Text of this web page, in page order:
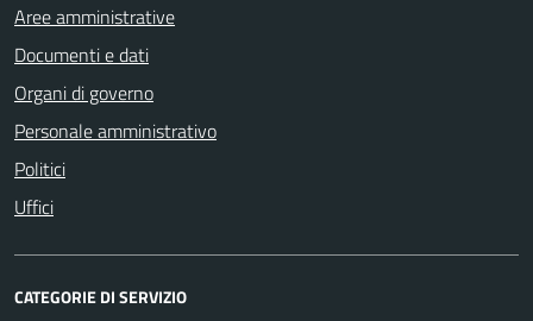
Aree amministrative
Documenti e dati
Organi di governo
Personale amministrativo
Politici
Uffici
CATEGORIE DI SERVIZIO